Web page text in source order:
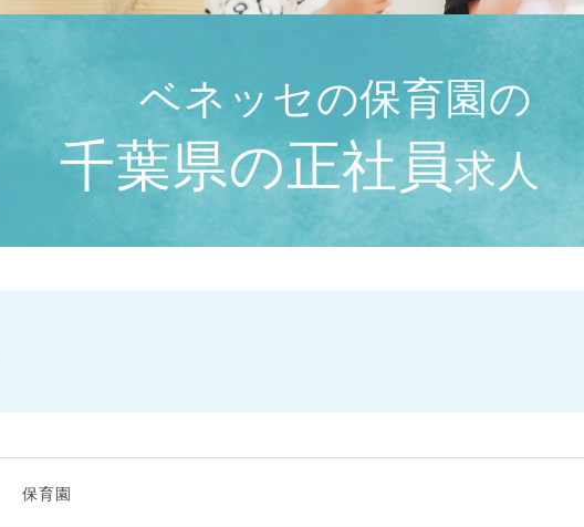
ベネッセの保育園の
千葉県の正社員求人
保育園